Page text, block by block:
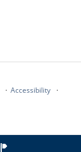
Accessibility